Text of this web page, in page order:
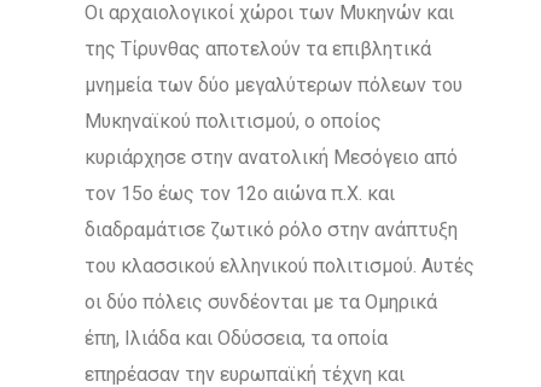
Οι αρχαιολογικοί χώροι των Μυκηνών και
της Τίρυνθας αποτελούν τα επιβλητικά
μνημεία των δύο μεγαλύτερων πόλεων του
Μυκηναϊκού πολιτισμού, ο οποίος
κυριάρχησε στην ανατολική Μεσόγειο από
τον 15ο έως τον 12ο αιώνα π.Χ. και
διαδραμάτισε ζωτικό ρόλο στην ανάπτυξη
του κλασσικού ελληνικού πολιτισμού. Αυτές
οι δύο πόλεις συνδέονται με τα Ομηρικά
έπη, Ιλιάδα και Οδύσσεια, τα οποία
επηρέασαν την ευρωπαϊκή τέχνη και